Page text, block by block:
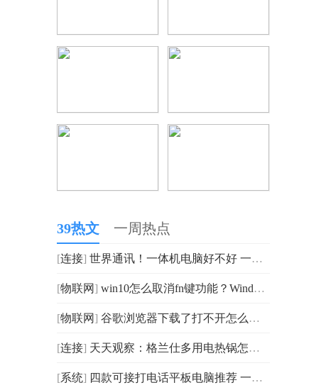
39热文 一周热点
[连接] 世界通讯！一体机电脑好不好 一体机的优缺点
[物联网 ] win10怎么取消fn键功能？Windows11怎么设置合盖不休眠？
[物联网 ] 谷歌浏览器下载了打不开怎么办？谷歌浏览器支持迅雷下载
[连接] 天天观察：格兰仕多用电热锅怎么使用 格兰仕多用电热锅
[系统] 四款可接打电话平板电脑推荐 一起来看看